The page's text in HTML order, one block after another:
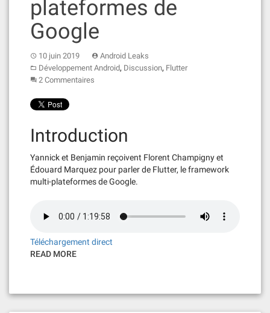
plateformes de
Google
10 juin 2019
Android Leaks
Développement Android, Discussion, Flutter
2 Commentaires
Introduction
Yannick et Benjamin reçoivent Florent Champigny et
Édouard Marquez pour parler de Flutter, le framework
multi-plateformes de Google.
Téléchargement direct
READ MORE